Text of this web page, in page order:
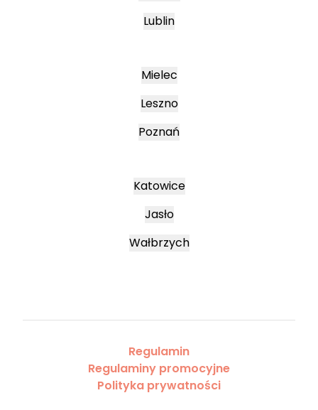
Lublin
Mielec
Leszno
Poznań
Katowice
Jasło
Wałbrzych
Regulamin
Regulaminy promocyjne
Polityka prywatności